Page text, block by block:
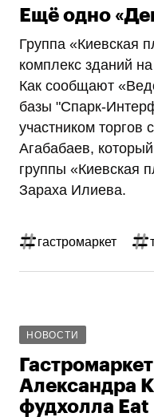
Ещё одно
Группа «Киевская
комплекс зданий
Как сообщают
базы "Спарк-
участником торгов
Агабабаев,
группы «Киевская
Зараха Илиева.
гастромаркет
НОВОСТИ
Александра
фудхолла